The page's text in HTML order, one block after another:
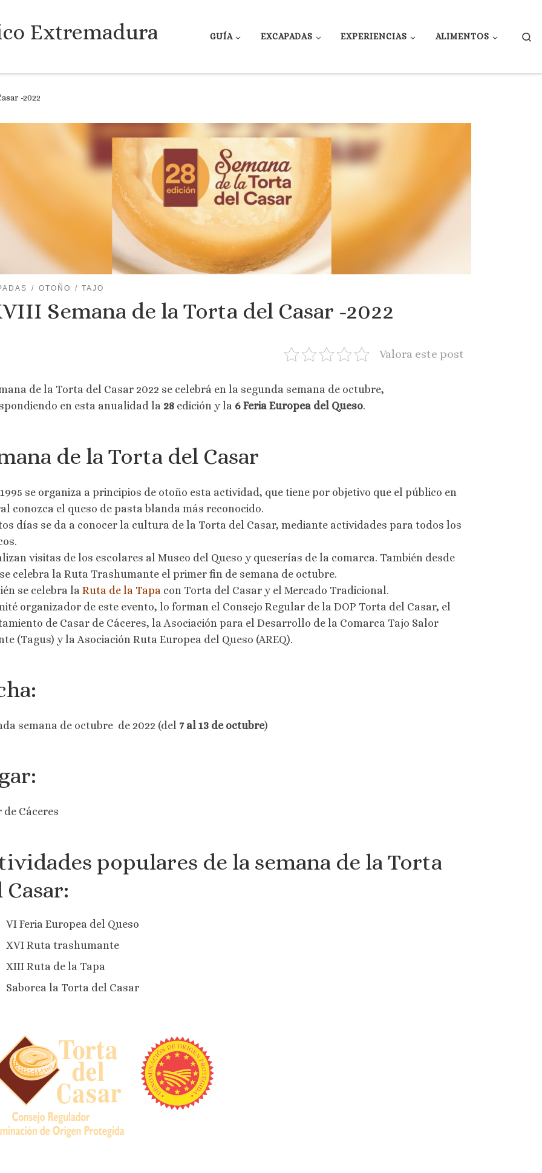
Extremadura GUÍA EXCAPADAS EXPERIENCIAS ALIMENTOS
-2022
OTOÑO TAJO
Semana de la Torta del Casar -2022
Valora este post
de la Torta del Casar 2022 se celebrá en la segunda semana de octubre,
en esta anualidad la 28 edición y la 6 Feria Europea del Queso.
de la Torta del Casar
se organiza a principios de otoño esta actividad, que tiene por objetivo que el público en
conozca el queso de pasta blanda más reconocido.
días se da a conocer la cultura de la Torta del Casar, mediante actividades para todos los
visitas de los escolares al Museo del Queso y queserías de la comarca. También desde
celebra la Ruta Trashumante el primer fin de semana de octubre.
se celebra la Ruta de la Tapa con Torta del Casar y el Mercado Tradicional.
organizador de este evento, lo forman el Consejo Regular de la DOP Torta del Casar, el
de Casar de Cáceres, la Asociación para el Desarrollo de la Comarca Tajo Salor
(Tagus) y la Asociación Ruta Europea del Queso (AREQ).
semana de octubre de 2022 (del 7 al 13 de octubre)
de Cáceres
populares de la semana de la Torta
Casar:
VI Feria Europea del Queso
XVI Ruta trashumante
XIII Ruta de la Tapa
Saborea la Torta del Casar